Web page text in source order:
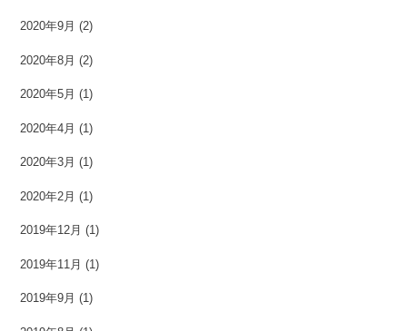
2020年9月 (2)
2020年8月 (2)
2020年5月 (1)
2020年4月 (1)
2020年3月 (1)
2020年2月 (1)
2019年12月 (1)
2019年11月 (1)
2019年9月 (1)